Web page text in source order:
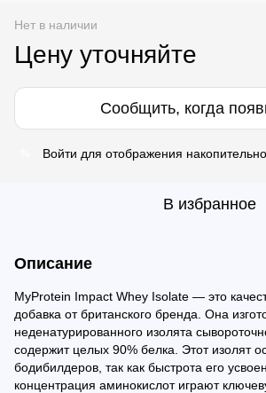
Нет в наличии
Цену уточняйте
Сообщить, когда
Войти для отображения
В избранное
Описание
MyProtein Impact Whey Isolate — это
добавка от британского бренда. Она
неденатурированного изолята
содержит целых 90% белка. Этот изолят
бодибилдеров, так как быстрота его
концентрация аминокислот играют